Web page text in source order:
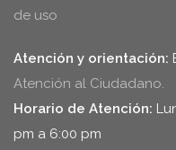
de uso
Atención y orientación:
Atención al Ciudadano.
Horario de Atención:
pm a 6:00 pm